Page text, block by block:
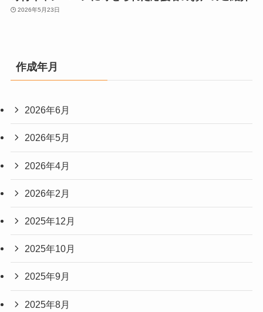
2026年5月23日
作成年月
2026年6月
2026年5月
2026年4月
2026年2月
2025年12月
2025年10月
2025年9月
2025年8月